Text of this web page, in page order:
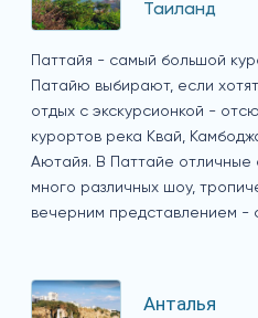
Таиланд
Паттайя - самый большой
Патайю выбирают, если
отдых с экскурсионкой -
курортов река Квай,
Аютайя. В Паттайе отличные
много различных шоу,
вечерним представлением -
Анталья